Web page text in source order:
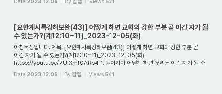
Date 2023.12.06 By갈렙 Views 521
[요한계시록강해보완(43)] 어떻게 하면 교회의 강한 부분 곧 이긴 자가 될
수 있는가?(계12:10~11)_2023-12-05(화)
아침묵상입니다. 제목: [요한계시록강해보완(43)] 어떻게 하면 교회의 강한 부분 곧
이긴 자가 될 수 있는가?(계12:10~11)_2023-12-05(화)
https://youtu.be/7UIXmf0ARb4 1. 들어가며 어떻게 하면 우리는 이긴 자가 될 수
있는가? 여기서 이긴 자가 된다는 말...
Date 2023.12.05 By갈렙 Views 541